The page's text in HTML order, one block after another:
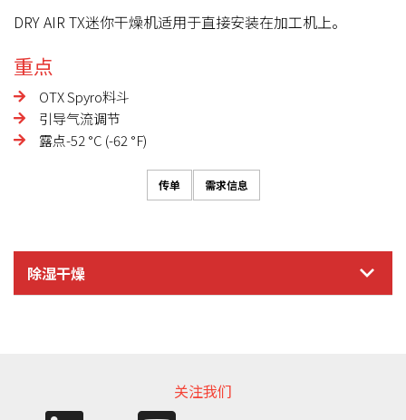
DRY AIR TX迷你干燥机适用于直接安装在加工机上。
重点
OTX Spyro料斗
引导气流调节
露点-52 °C (-62 °F)
传单 需求信息
除湿干燥
关注我们